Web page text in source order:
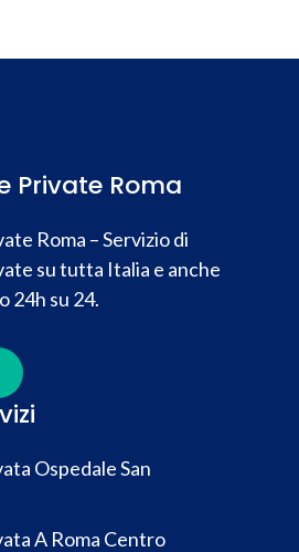
Private Roma
Roma – Servizio di
su tutta Italia e anche
24h su 24.
Ospedale San
A Roma Centro